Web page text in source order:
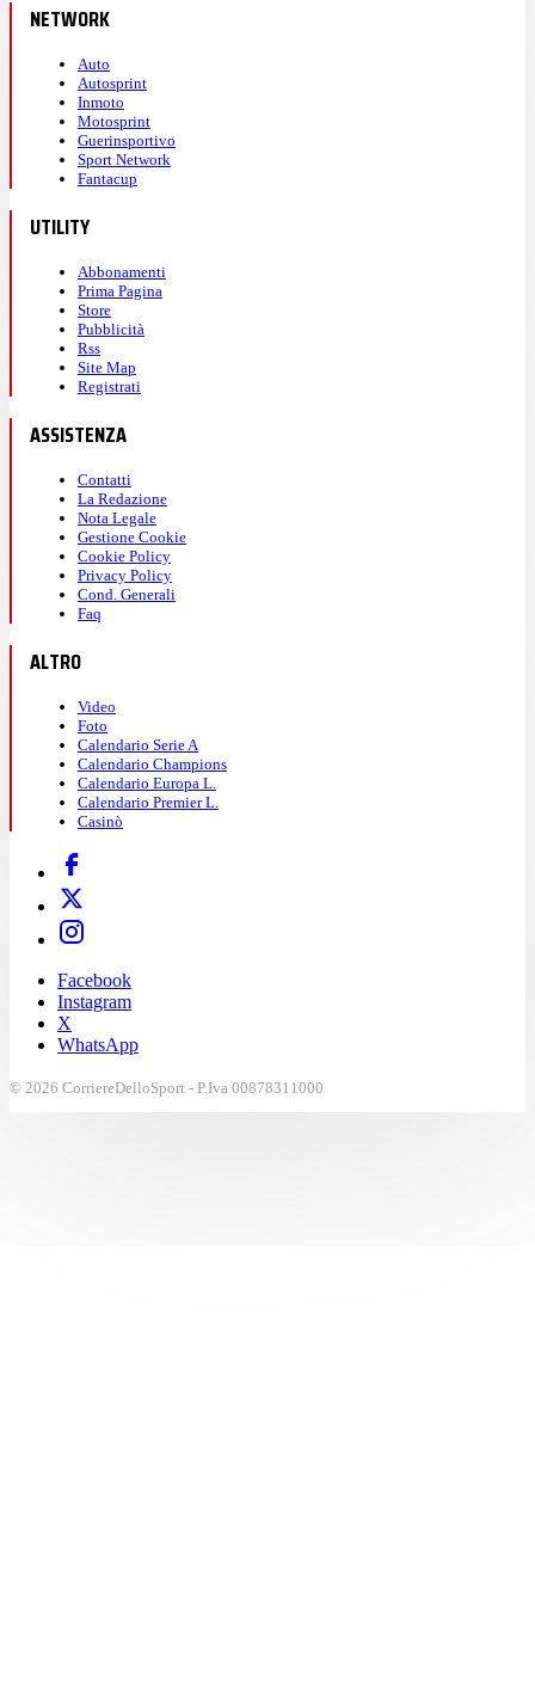
NETWORK
Auto
Autosprint
Inmoto
Motosprint
Guerinsportivo
Sport Network
Fantacup
UTILITY
Abbonamenti
Prima Pagina
Store
Pubblicità
Rss
Site Map
Registrati
ASSISTENZA
Contatti
La Redazione
Nota Legale
Gestione Cookie
Cookie Policy
Privacy Policy
Cond. Generali
Faq
ALTRO
Video
Foto
Calendario Serie A
Calendario Champions
Calendario Europa L.
Calendario Premier L.
Casinò
Facebook
Instagram
X
WhatsApp
© 2026 CorriereDelloSport - P.Iva 00878311000